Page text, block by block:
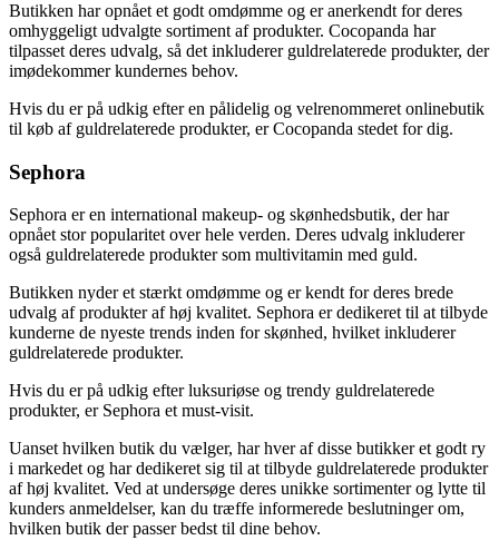
Butikken har opnået et godt omdømme og er anerkendt for deres
omhyggeligt udvalgte sortiment af produkter. Cocopanda har
tilpasset deres udvalg, så det inkluderer guldrelaterede produkter, der
imødekommer kundernes behov.
Hvis du er på udkig efter en pålidelig og velrenommeret onlinebutik
til køb af guldrelaterede produkter, er Cocopanda stedet for dig.
Sephora
Sephora er en international makeup- og skønhedsbutik, der har
opnået stor popularitet over hele verden. Deres udvalg inkluderer
også guldrelaterede produkter som multivitamin med guld.
Butikken nyder et stærkt omdømme og er kendt for deres brede
udvalg af produkter af høj kvalitet. Sephora er dedikeret til at tilbyde
kunderne de nyeste trends inden for skønhed, hvilket inkluderer
guldrelaterede produkter.
Hvis du er på udkig efter luksuriøse og trendy guldrelaterede
produkter, er Sephora et must-visit.
Uanset hvilken butik du vælger, har hver af disse butikker et godt ry
i markedet og har dedikeret sig til at tilbyde guldrelaterede produkter
af høj kvalitet. Ved at undersøge deres unikke sortimenter og lytte til
kunders anmeldelser, kan du træffe informerede beslutninger om,
hvilken butik der passer bedst til dine behov.